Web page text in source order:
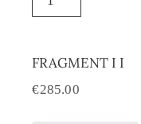
FRAGMENT I I
€285.00